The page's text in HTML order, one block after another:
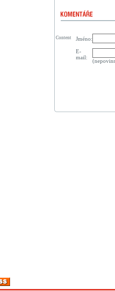
Jméno:
E-
mail:
Content